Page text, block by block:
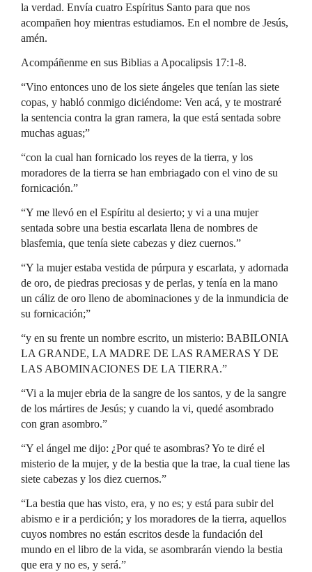
la verdad. Envía cuatro Espíritus Santo para que nos
acompañen hoy mientras estudiamos. En el nombre de Jesús,
amén.
Acompáñenme en sus Biblias a Apocalipsis 17:1-8.
“Vino entonces uno de los siete ángeles que tenían las siete
copas, y habló conmigo diciéndome: Ven acá, y te mostraré
la sentencia contra la gran ramera, la que está sentada sobre
muchas aguas;”
“con la cual han fornicado los reyes de la tierra, y los
moradores de la tierra se han embriagado con el vino de su
fornicación.”
“Y me llevó en el Espíritu al desierto; y vi a una mujer
sentada sobre una bestia escarlata llena de nombres de
blasfemia, que tenía siete cabezas y diez cuernos.”
“Y la mujer estaba vestida de púrpura y escarlata, y adornada
de oro, de piedras preciosas y de perlas, y tenía en la mano
un cáliz de oro lleno de abominaciones y de la inmundicia de
su fornicación;”
“y en su frente un nombre escrito, un misterio: BABILONIA
LA GRANDE, LA MADRE DE LAS RAMERAS Y DE
LAS ABOMINACIONES DE LA TIERRA.”
“Vi a la mujer ebria de la sangre de los santos, y de la sangre
de los mártires de Jesús; y cuando la vi, quedé asombrado
con gran asombro.”
“Y el ángel me dijo: ¿Por qué te asombras? Yo te diré el
misterio de la mujer, y de la bestia que la trae, la cual tiene las
siete cabezas y los diez cuernos.”
“La bestia que has visto, era, y no es; y está para subir del
abismo e ir a perdición; y los moradores de la tierra, aquellos
cuyos nombres no están escritos desde la fundación del
mundo en el libro de la vida, se asombrarán viendo la bestia
que era y no es, y será.”